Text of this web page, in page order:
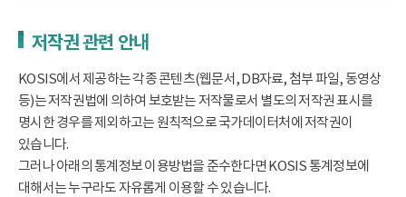
저작권 관련 안내
KOSIS에서 제공하는 각종 콘텐츠(웹문서, DB자료, 첨부 파일, 동영상
등)는 저작권법에 의하여 보호받는 저작물로서 별도의 저작권 표시를
명시한 경우를 제외하고는 원칙적으로 국가데이터처에 저작권이
있습니다.
그러나 아래의 통계정보 이용방법을 준수한다면 KOSIS 통계정보에
대해서는 누구라도 자유롭게 이용할 수 있습니다.